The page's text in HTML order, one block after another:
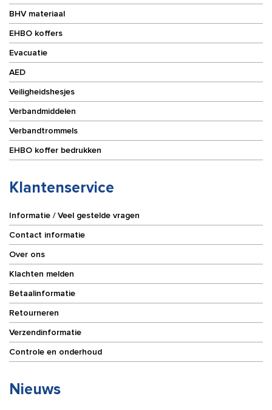
BHV materiaal
EHBO koffers
Evacuatie
AED
Veiligheidshesjes
Verbandmiddelen
Verbandtrommels
EHBO koffer bedrukken
Klantenservice
Informatie / Veel gestelde vragen
Contact informatie
Over ons
Klachten melden
Betaalinformatie
Retourneren
Verzendinformatie
Controle en onderhoud
Nieuws